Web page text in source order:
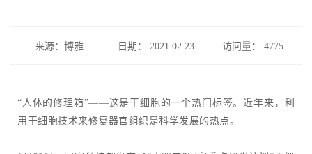
来源：博雅 日期： 2021.02.23 访问量：4775
“人体的修理箱”——这是干细胞的一个热门标签。近年来，利
用干细胞技术来修复器官组织是科学发展的热点。